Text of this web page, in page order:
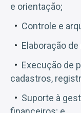
e orientação;
Controle e
Elaboração
Execução de
cadastros,
Suporte à